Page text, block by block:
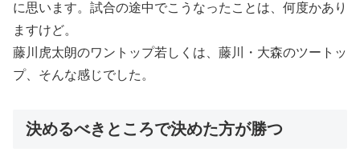
に思います。試合の途中でこうなったことは、何度かあり
ますけど。
藤川虎太朗のワントップ若しくは、藤川・大森のツートッ
プ、そんな感じでした。
決めるべきところで決めた方が勝つ